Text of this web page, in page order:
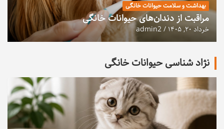
بهداشت و سلامت حیوانات خانگی
مراقبت از دندان‌های حیوانات خانگی
خرداد ۲۰, ۱۴۰۵ admin2
نژاد شناسی حیوانات خانگی